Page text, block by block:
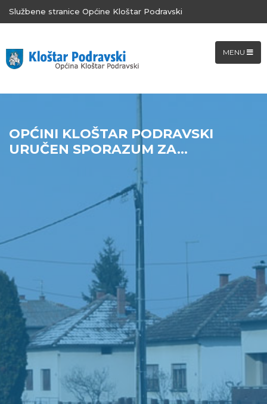
Službene stranice Općine Kloštar Podravski
MENU
OPĆINI KLOŠTAR PODRAVSKI
URUČEN SPORAZUM ZA...